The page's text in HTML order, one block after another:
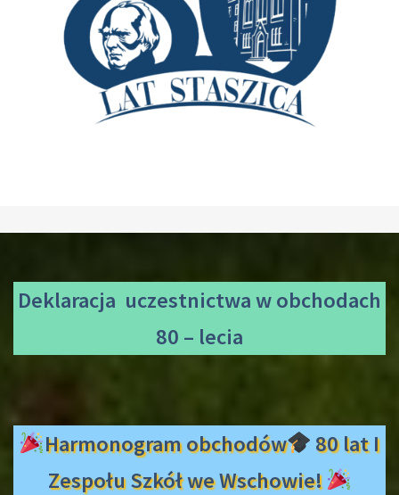
Deklaracja uczestnictwaw obchodach
80 – lecia
Harmonogram obchodów
80 lat I
Zespołu Szkół we Wschowie!